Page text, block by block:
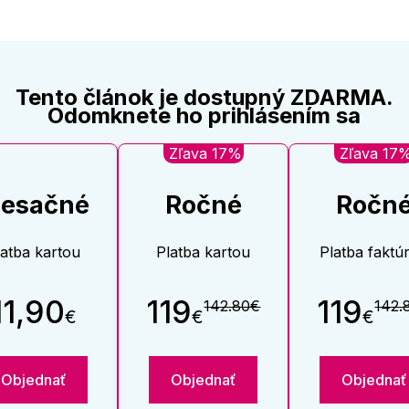
Tento článok je dostupný ZDARMA.
Odomknete ho prihlásením sa
kartou
€
Objednať
Zľava 17%
Ročné
Platba kartou
119€142.80€
Objednať
Zľava
Platba
119€
Objednať